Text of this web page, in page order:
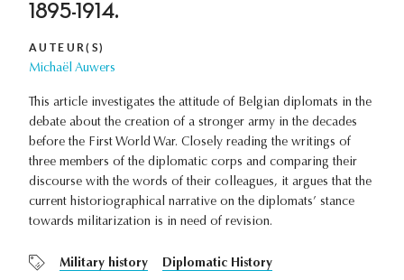
1895-1914.
AUTEUR(S)
Michaël Auwers
This article investigates the attitude of Belgian diplomats in the
debate about the creation of a stronger army in the decades
before the First World War. Closely reading the writings of
three members of the diplomatic corps and comparing their
discourse with the words of their colleagues, it argues that the
current historiographical narrative on the diplomats’ stance
towards militarization is in need of revision.
Military history Diplomatic History